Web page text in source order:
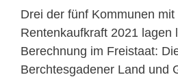
Drei der fünf Kommunen
Rentenkaufkraft 2021 lagen
Berechnung im Freistaat:
Berchtesgadener Land und